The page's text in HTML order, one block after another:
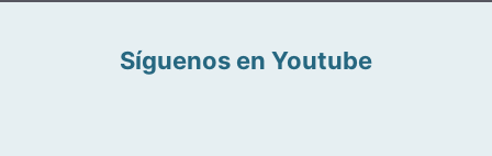
Síguenos en Youtube